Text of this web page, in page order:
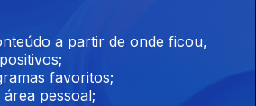
a partir de onde ficou,
favoritos;
pessoal;